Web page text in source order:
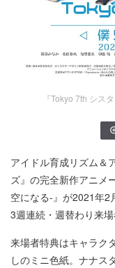
『Tokyo 7th シス
アイドル育成リズム＆
ズ』の完全新作アニメ
空になる-』が2021年2
3週連続・週替わり来
来場者特典はキャラク
しのミニ色紙。ナナス